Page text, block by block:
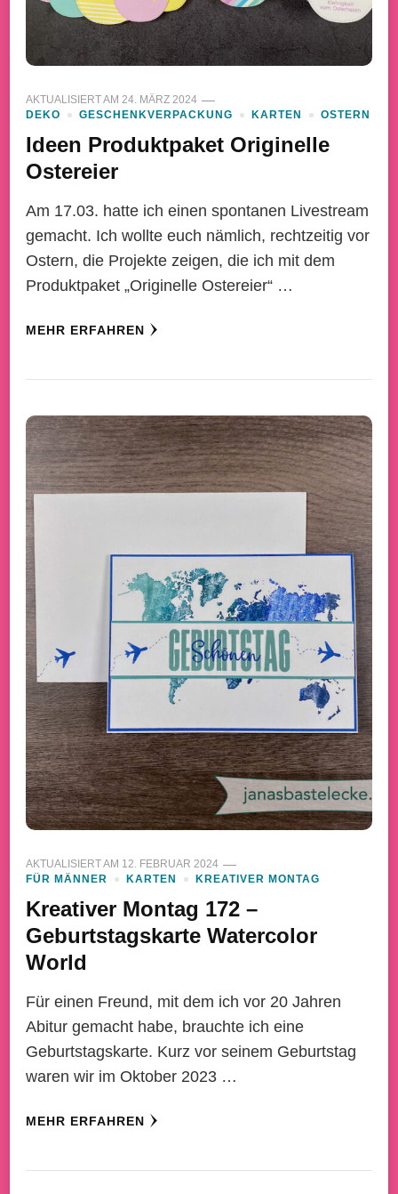
AKTUALISIERT AM 24. MÄRZ 2024
DEKO
GESCHENKVERPACKUNG KARTEN OSTERN
Ideen Produktpaket Originelle
Ostereier
Am 17.03. hatte ich einen spontanen Livestream
gemacht. Ich wollte euch nämlich, rechtzeitig vor
Ostern, die Projekte zeigen, die ich mit dem
Produktpaket „Originelle Ostereier“ …
MEHR ERFAHREN
AKTUALISIERT AM 12. FEBRUAR 2024
FÜR MÄNNER
KARTEN KREATIVER MONTAG
Kreativer Montag 172 –
Geburtstagskarte Watercolor
World
Für einen Freund, mit dem ich vor 20 Jahren
Abitur gemacht habe, brauchte ich eine
Geburtstagskarte. Kurz vor seinem Geburtstag
waren wir im Oktober 2023 …
MEHR ERFAHREN